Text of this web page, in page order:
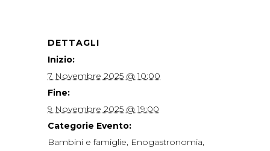
DETTAGLI
Inizio:
7 Novembre 2025 @ 10:00
Fine:
9 Novembre 2025 @ 19:00
Categorie Evento:
Bambini e famiglie, Enogastronomia,